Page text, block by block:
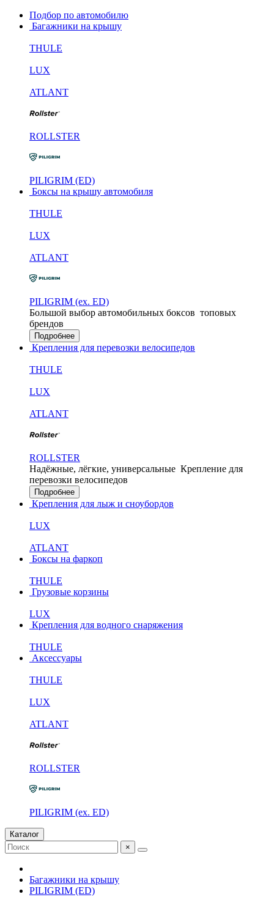
Подбор по автомобилю
Багажники на крышу
THULE
LUX
ATLANT
ROLLSTER
PILIGRIM (ED)
Боксы на крышу автомобиля
THULE
LUX
ATLANT
PILIGRIM (ex. ED)
Большой выбор автомобильных боксов топовых
брендов
Подробнее
Крепления для перевозки велосипедов
THULE
LUX
ATLANT
ROLLSTER
Надёжные, лёгкие, универсальные Крепление для
перевозки велосипедов
Подробнее
Крепления для лыж и сноубордов
LUX
ATLANT
Боксы на фаркоп
THULE
Грузовые корзины
LUX
Крепления для водного снаряжения
THULE
Аксессуары
THULE
LUX
ATLANT
ROLLSTER
PILIGRIM (ex. ED)
Каталог
×
Багажники на крышу
PILIGRIM (ED)